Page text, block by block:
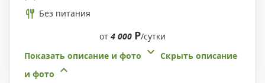
Без питания
от 4 000 Р/сутки
Показать описание и фото
Скрыть описание
и фото